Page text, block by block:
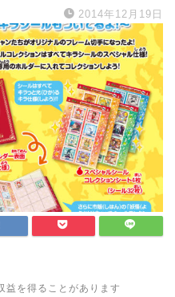
2014年12月19日
益を得ることがあります